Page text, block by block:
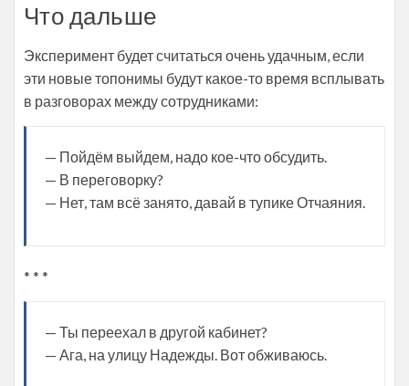
Что дальше
Эксперимент будет считаться очень удачным, если
эти новые топонимы будут какое-то время всплывать
в разговорах между сотрудниками:
— Пойдём выйдем, надо кое-что обсудить.
— В переговорку?
— Нет, там всё занято, давай в тупике Отчаяния.
* * *
— Ты переехал в другой кабинет?
— Ага, на улицу Надежды. Вот обживаюсь.